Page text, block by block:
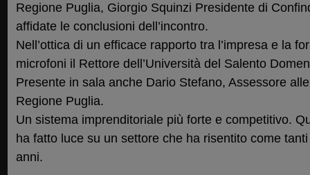
Regione Puglia, Giorgio Squinzi Presidente di
affidate le conclusioni dell’incontro.
Nell’ottica di un efficace rapporto tra l’impresa e la
microfoni il Rettore dell’Università del Salento
Presente in sala anche Dario Stefano, Assessore
Regione Puglia.
Un sistema imprenditoriale più forte e competitivo.
ha fatto luce su un settore che ha risentito come
anni.